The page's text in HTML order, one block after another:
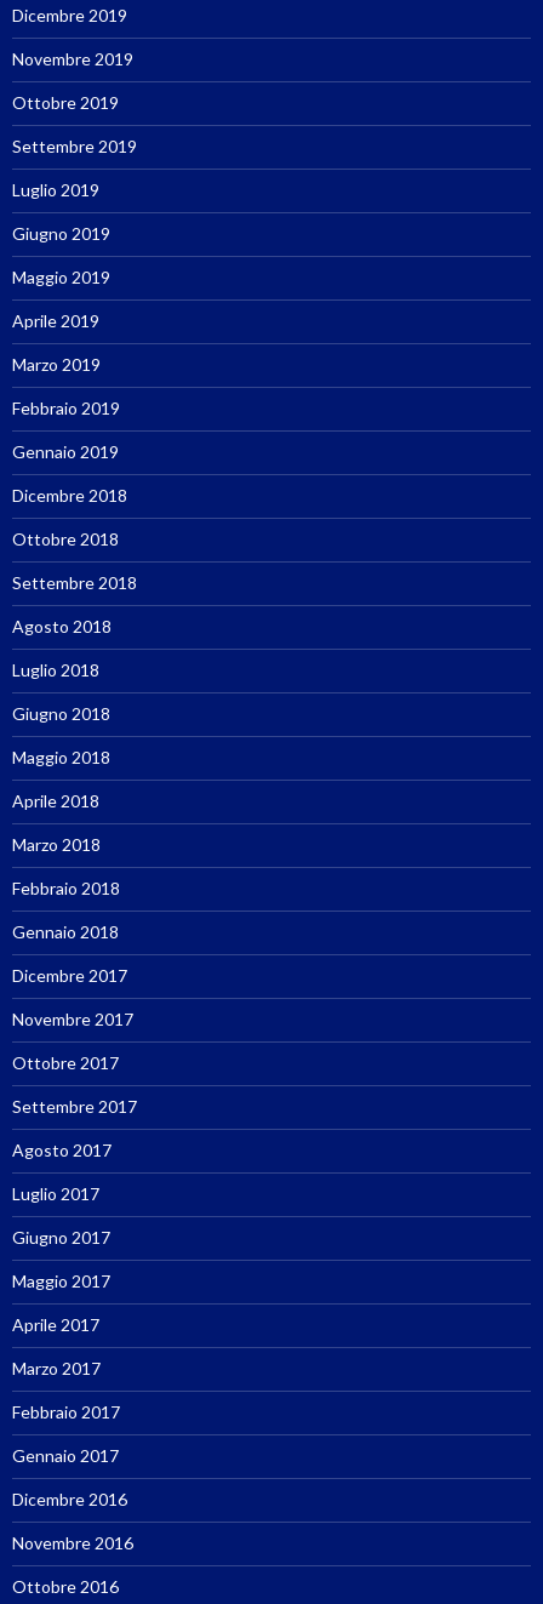
Dicembre 2019
Novembre 2019
Ottobre 2019
Settembre 2019
Luglio 2019
Giugno 2019
Maggio 2019
Aprile 2019
Marzo 2019
Febbraio 2019
Gennaio 2019
Dicembre 2018
Ottobre 2018
Settembre 2018
Agosto 2018
Luglio 2018
Giugno 2018
Maggio 2018
Aprile 2018
Marzo 2018
Febbraio 2018
Gennaio 2018
Dicembre 2017
Novembre 2017
Ottobre 2017
Settembre 2017
Agosto 2017
Luglio 2017
Giugno 2017
Maggio 2017
Aprile 2017
Marzo 2017
Febbraio 2017
Gennaio 2017
Dicembre 2016
Novembre 2016
Ottobre 2016